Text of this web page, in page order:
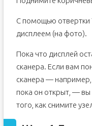
С помощью отвертки
дисплеем (на фото).
Пока что дисплей
сканера. Если вам
сканера —
пока он открыт, — вы
того, как снимите